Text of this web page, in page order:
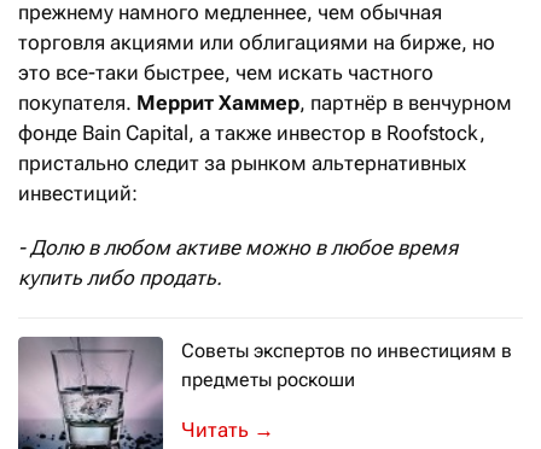
прежнему намного медленнее, чем обычная
торговля акциями или облигациями на бирже, но
это все-таки быстрее, чем искать частного
покупателя. Меррит Хаммер, партнёр в венчурном
фонде Bain Capital, а также инвестор в Roofstock,
пристально следит за рынком альтернативных
инвестиций:
- Долю в любом активе можно в любое время
купить либо продать.
Советы экспертов по инвестициям в
предметы роскоши
Держитесь за импрессионистов,
→